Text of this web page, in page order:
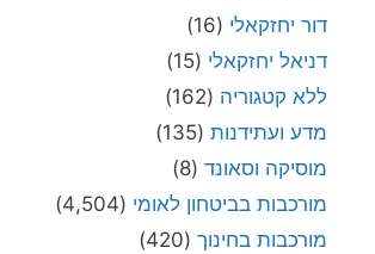
דור יחזקאלי (16)
דניאל יחזקאלי (15)
ללא קטגוריה (162)
מדע ועתידנות (135)
מוסיקה וסאונד (8)
מורכבות בביטחון לאומי (4,504)
מורכבות בחינוך (420)